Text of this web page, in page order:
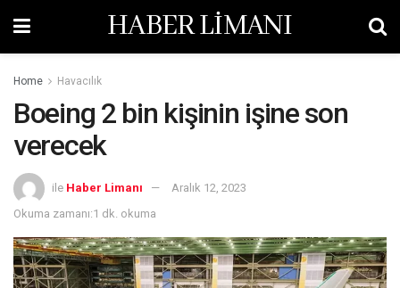
HABER LİMANI
Home Havacılık
Boeing 2 bin kişinin işine son
verecek
ile Haber Limanı
Aralık 12, 2023
Okuma zamanı:1 dk. okuma